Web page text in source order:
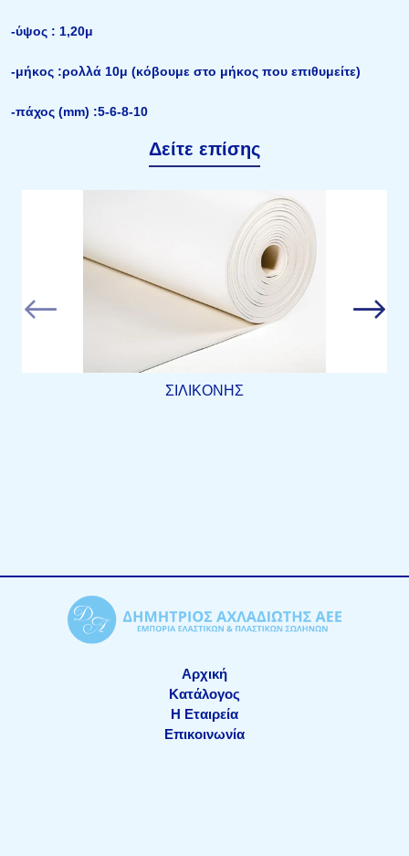
-ύψος : 1,20μ
-μήκος :ρολλά 10μ (κόβουμε στο μήκος που επιθυμείτε)
-πάχος (mm) :5-6-8-10
Δείτε επίσης
ΣΙΛΙΚΟΝΗΣ
Αρχική
Κατάλογος
Η Εταιρεία
Επικοινωνία